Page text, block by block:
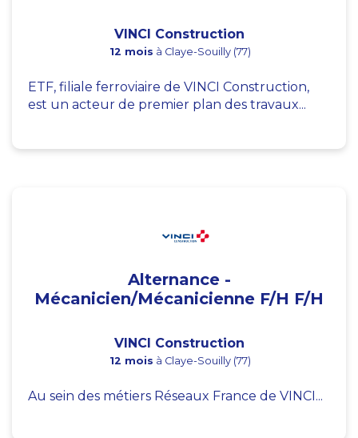
VINCI Construction
12 mois à Claye-Souilly (77)
ETF, filiale ferroviaire de VINCI Construction,
est un acteur de premier plan des travaux...
Alternance -
Mécanicien/Mécanicienne F/H F/H
VINCI Construction
12 mois à Claye-Souilly (77)
Au sein des métiers Réseaux France de VINCI...